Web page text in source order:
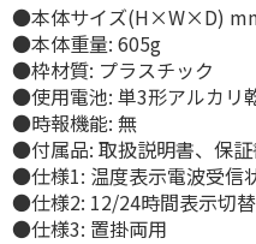
●本体サイズ(H×W×D)
●本体重量: 605g
●枠材質: プラスチック
●使用電池: 単3形アルカリ
●時報機能: 無
●付属品: 取扱説明書、保証
●仕様1: 温度表示電波受信
●仕様2: 12/24時間表示切
●仕様3: 置掛両用